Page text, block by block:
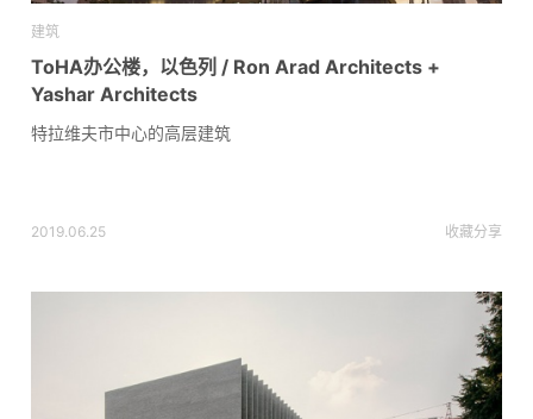
建筑
ToHA办公楼，以色列 / Ron Arad Architects +
Yashar Architects
特拉维夫市中心的高层建筑
2019.06.25 收藏分享